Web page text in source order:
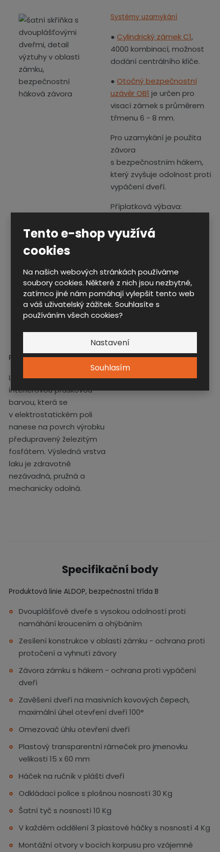
Tento e-shop využívá
cookies
Na našich webových stránkách používáme
soubory cookies. Některé z nich jsou nezbytné,
zatímco jiné nám pomáhají vylepšit tento web
a váš uživatelský zážitek. Souhlasíte s
používáním všech cookies?
Nastavení
Souhlasím
Systémy uzamykání
● Cylindrický zámek C1,
4000 kombinací, možnost
dodání centrálního klíče.
● Otočný bezpečnostní
uzávěr OB1 je určen pro
visací zámek s průměrem
třmenu 6 - 8 mm.
Pro uzamykání je použita
závora
s bezpečnostním hákem,
který zvyšuje odolnost proti
vypáčení dveří.
Příplatková výbava:
Mincovní zálohový zámek
○Kódový mechanický
zámek
○ Online elektronické
systémy
○Čipový elektronický
Povrchová úprava
Lakování je provedeno
interiérovou práškovou
barvou, která se
v elektrostatickém poli
nanese na povrch výrobku
předupravený železitým
fosfátem. Výsledná vrstva
laku je zdravotně
nezávadná, pružná a
mechanicky odolná.
Specifikační body
Produktová linie ALDOP, bezpečnostní třída B
​​​Dvouplášťové dveře s vysokou odolností proti
namáhání kroucením a ohýbáním
Zesílení konstrukce v oblasti zámku - ochrana proti
protočení a vyhnutí závory
Závora zámku s hákem - ochrana proti vypáčení
dveří
Zavěšení dveří na masivních kovových čepech,
maximální úhel otevření dveří 100°
Omezovač úhlu otevření dveří
Plastový transparentní rámeček pro jmenovku
velikosti 15 x 60 mm
Háček na ručník v plášti dveří
Odkládací police s plošnou nosností 30 Kg
Šatní tyč s nosností 10 Kg
V každém oddělení 3 plastové háčky s nosností 4 Kg
Montážní otvory v bocích korpusu pro vzájemné